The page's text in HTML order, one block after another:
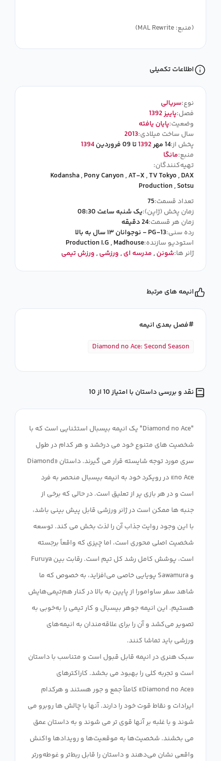
(منبع: MAL Rewrite)
اطلاعات تکمیلی
نوع:سریالی
فصل:پاییز 1392
وضعیت:پایان یافته
سال ساخت میلادی:2013
پخش از:14 مهر 1392تا 09 فروردین
1394
منبع:مانگا
تهیه‌کنندگان:
Kodansha,Pony Canyon,AT-X,TV Tokyo,DAX
Production,Sotsu
تعداد قسمت:75
زمان پخش (ژاپن):یک شنبه ساعت 08:30
زمان هر قسمت:24 دقیقه
رده سنی:PG-13 - نوجوانان ۱۳ سال به بالا
استودیو سازنده:
Production I.G,Madhouse
ژانر ها:شونن,مدرسه ای,ورزشی,ورزش تیمی
انیمه های مرتبط
فصل بعدی انیمه
Diamond no Ace: Second Season
نقد و بررسی داستان با امتیاز 10 از 10
"Diamond no Ace" یک انیمه بیسبال استثنایی است که با
شخصیت های متنوع خود می درخشد و هر کدام در طول
سری مورد توجه شایسته قرار می گیرند. داستان «Diamond
no Ace» در رویکرد خود به انیمه بیسبال منحصر به فرد
است و در هر بازی پر از تعلیق است. در حالی که برخی از
جنبه ها ممکن است در ژانر ورزشی قابل پیش بینی باشد،
با این وجود روایت جذاب آن را لذت بخش می کند. توسعه
شخصیت اصلی محوری است، اما چیزی که واقعاً برجسته
است، پوشش کامل رشد کل تیم است. رقابت بین Furuya
و Sawamura پویایی خاصی می‌افزاید، به خصوص که ما
شاهد سفر ساوامورا از پایین به بالا در کنار هم‌تیمی‌هایش
هستیم. این انیمه جوهر بیسبال و کار تیمی را به‌خوبی به
تصویر می‌کشد و آن را برای علاقه‌مندان به انیمه‌های
سبک هنری در انیمه قابل قبول است و متناسب با داستان
است و تجربه کلی را بهبود می بخشد. کاراکترهای
«Diamond no Ace» کاملاً جمع و جور هستند و هرکدام
ایرادات و نقاط قوت خود را دارند. آنها با چالش ها روبرو می
شوند و با غلبه بر آنها قوی تر می شوند و به داستان عمق
می بخشند. شخصیت‌ها به موقعیت‌ها و رویدادها واکنش
واقعی نشان می‌دهند و داستان را قابل ربط‌تر و غوطه‌ورتر